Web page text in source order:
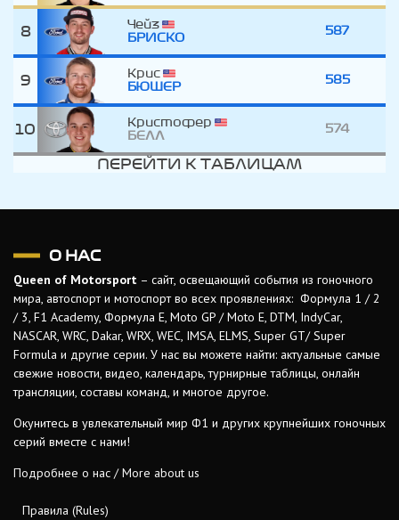
8
Чейз
БРИСКО
587
9
Крис
БЮШЕР
585
10
Кристофер
БЕЛЛ
574
ПЕРЕЙТИ К ТАБЛИЦАМ
О НАС
Queen of Motorsport – сайт, освещающий события из гоночного
мира, автоспорт и мотоспорт во всех проявлениях: Формула 1 / 2
/ 3, F1 Academy, Формула Е, Moto GP / Moto E, DTM, IndyCar,
NASCAR, WRC, Dakar, WRX, WEC, IMSA, ELMS, Super GT/ Super
Formula и другие серии. У нас вы можете найти: актуальные самые
свежие новости, видео, календарь, турнирные таблицы, онлайн
трансляции, составы команд, и многое другое.
Окунитесь в увлекательный мир Ф1 и других крупнейших гоночных
серий вместе с нами!
Подробнее о нас / More about us
Правила (Rules)